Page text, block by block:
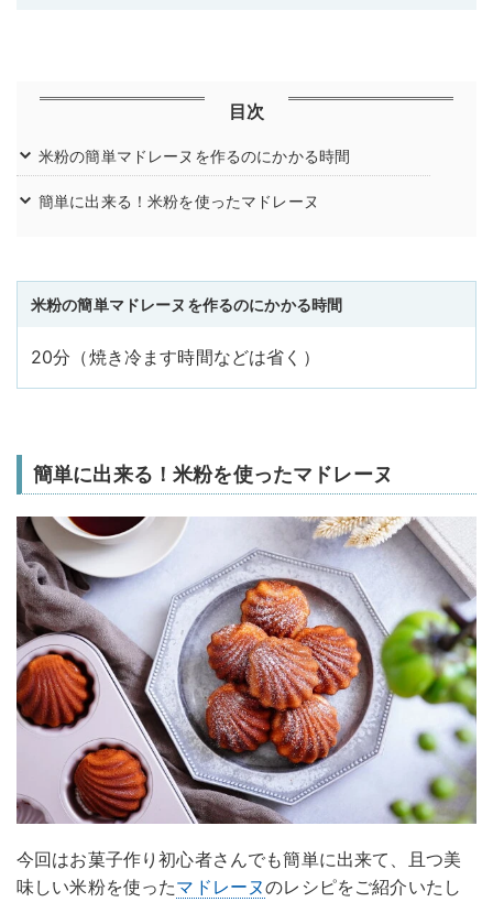
目次
米粉の簡単マドレーヌを作るのにかかる時間
簡単に出来る！米粉を使ったマドレーヌ
米粉の簡単マドレーヌを作るのにかかる時間
20分（焼き冷ます時間などは省く）
簡単に出来る！米粉を使ったマドレーヌ
今回はお菓子作り初心者さんでも簡単に出来て、且つ美
味しい米粉を使ったマドレーヌのレシピをご紹介いたし